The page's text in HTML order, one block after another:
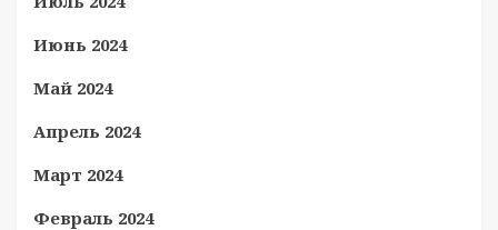
Июнь 2024
Май 2024
Апрель 2024
Март 2024
Февраль 2024